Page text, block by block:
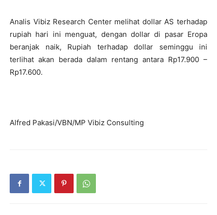
Analis Vibiz Research Center melihat dollar AS terhadap
rupiah hari ini menguat, dengan dollar di pasar Eropa
beranjak naik, Rupiah terhadap dollar seminggu ini
terlihat akan berada dalam rentang antara Rp17.900 –
Rp17.600.
Alfred Pakasi/VBN/MP Vibiz Consulting